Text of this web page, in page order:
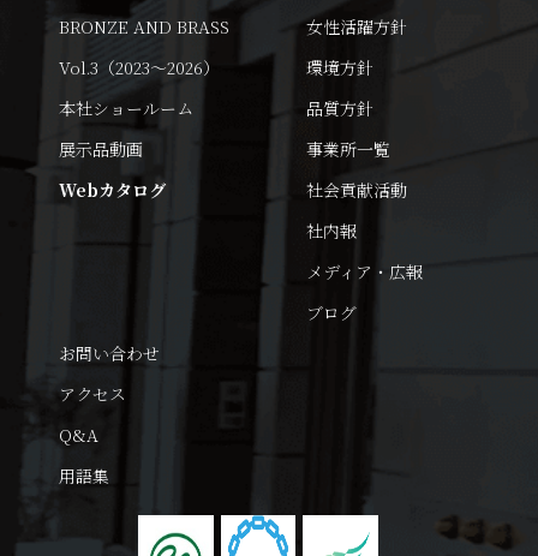
BRONZE AND BRASS
Vol.3（2023～2026）
本社ショールーム
展示品動画
Webカタログ
女性活躍方針
環境方針
品質方針
事業所一覧
社会貢献活動
社内報
メディア・広報
ブログ
お問い合わせ
アクセス
Q&A
用語集